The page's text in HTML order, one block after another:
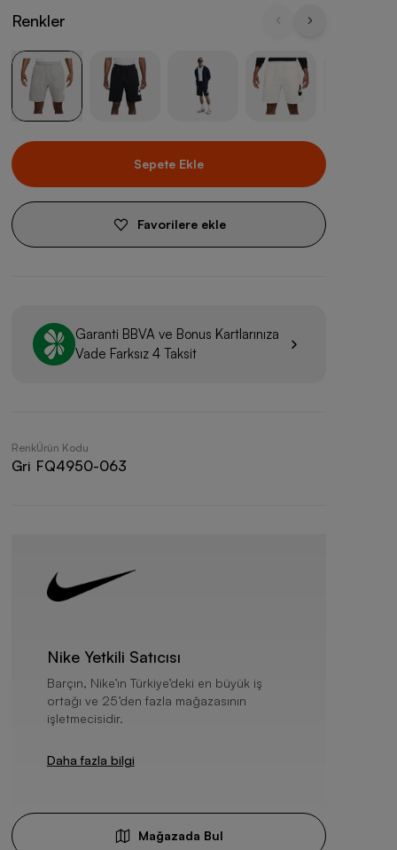
Renkler
Sepete Ekle
Favorilere ekle
Garanti BBVAve Bonus Kartlarınıza
Vade Farksız 4 Taksit
Renk
Gri
Ürün Kodu
FQ4950-063
Nike Yetkili Satıcısı
Barçın, Nike’ın Türkiye’deki en büyük iş
ortağı ve 25’den fazla mağazasının
işletmecisidir.
Daha fazla bilgi
Mağazada Bul